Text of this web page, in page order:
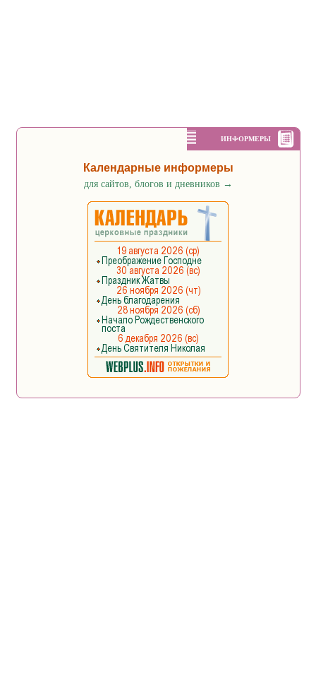
ИНФОРМЕРЫ
Календарные информеры
для сайтов, блогов и дневников →